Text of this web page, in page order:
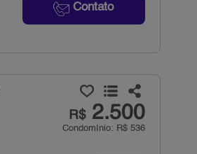
Contato
R$2.500
Condomínio: R$ 536